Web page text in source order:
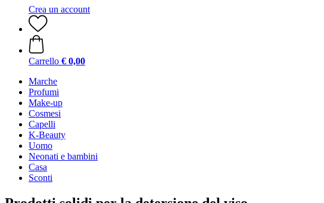
Crea un account
Carrello € 0,00
Marche
Profumi
Make-up
Cosmesi
Capelli
K-Beauty
Uomo
Neonati e bambini
Casa
Sconti